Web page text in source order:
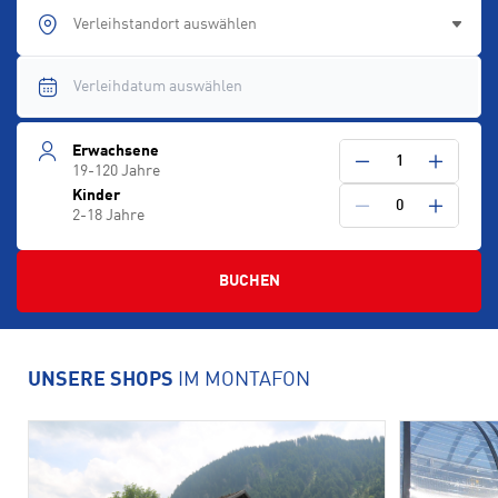
Verleihstandort auswählen
Erwachsene
19-120 Jahre
1
Kinder
2-18 Jahre
0
BUCHEN
UNSERE SHOPS IM MONTAFON